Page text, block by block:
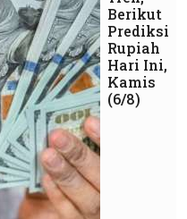
Berikut
Prediksi
Rupiah
Hari Ini,
Kamis
(6/8)